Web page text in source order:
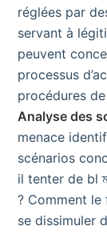
réglées par
servant à
peuvent
processus
procédures
Analyse des
menace
scénarios
il tenter de bl
? Comment
se dissimuler